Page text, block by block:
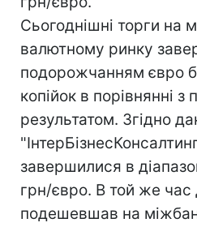
Сьогоднішні торги на
валютному ринку
подорожчанням євро
копійок в порівнянні з
результатом. Згідно
завершилися в
грн/євро. В той же час
подешевшав на